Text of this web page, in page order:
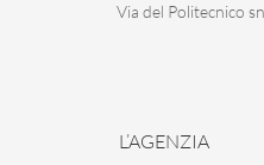
Via del Politecnico
L’AGENZIA